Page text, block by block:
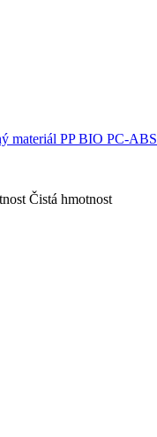
materiál PP BIO PC-ABS
Čistá hmotnost